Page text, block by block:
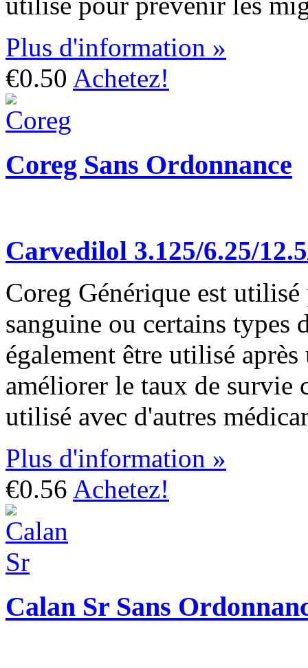
Plus d'information »
€0.50 Achetez!
Coreg Sans Ordonnance
Carvedilol 3.125/6.25/
Coreg Générique est
sanguine ou certains types
également être utilisé
améliorer le taux de survie
utilisé avec d'autres
Plus d'information »
€0.56 Achetez!
Calan Sr Sans